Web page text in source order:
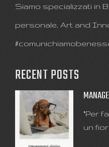
Siamo specializzati in
personale, Art and
RECENT POSTS
"Per
un